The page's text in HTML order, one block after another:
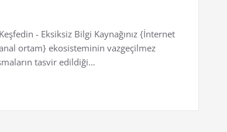
- Eksiksiz Bilgi Kaynağınız {İnternet
ortam} ekosisteminin vazgeçilmez
tasvir edildiği…